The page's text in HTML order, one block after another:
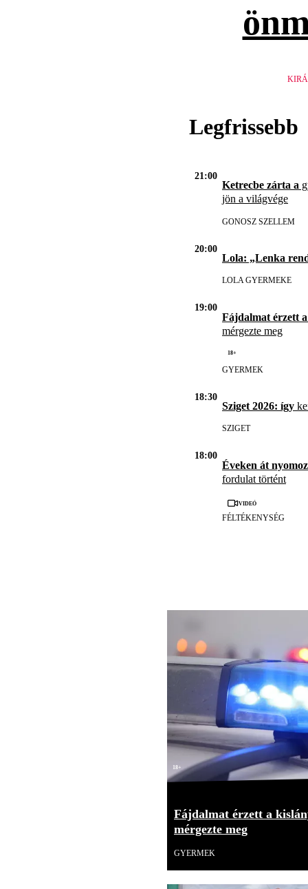
Legfrissebb
21:00
Ketrecbe zárta a
jön a világvége
GONOSZ SZELLEM
20:00
Lola: „Lenka
LOLA GYERMEKE
19:00
Fájdalmat érzett a
mérgezte meg
18+
GYERMEK
18:30
Sziget 2026: így
SZIGET
18:00
Éveken át
fordulat történt
Videó
FÉLTÉKENYSÉG
18+
Fájdalmat érzett a
mérgezte meg
GYERMEK